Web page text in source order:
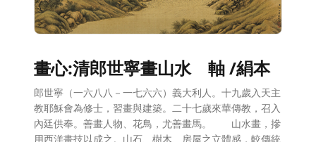
畫心:清郎世寧畫山水 軸 /絹本
郎世寧（一六八八－一七六六）義大利人。十九歲入天主
教耶穌會為修士，習畫與建築。二十七歲來華傳教，召入
內廷供奉。善畫人物、花鳥，尤善畫馬。 山水畫，摻
用西洋畫技以成之。山石、樹木、房屋之立體感，較傳統